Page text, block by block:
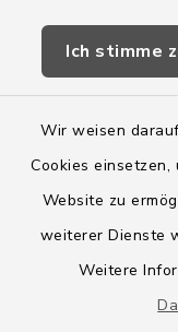
Ich stimme
Wir weisen
Cookies
Website zu
weiterer Dienste
Weitere
Wege-